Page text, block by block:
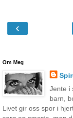
‹
Om Meg
Jente i
barn,
Livet gir oss spor i